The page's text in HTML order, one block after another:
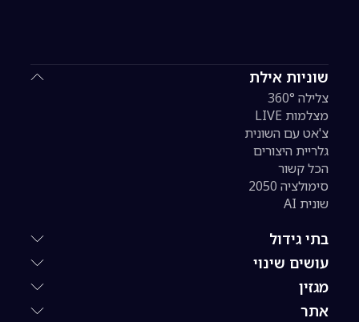
שוניות אילת
צלילה 360°
מצלמות LIVE
צ'אט עם השונית
גלריית היצורים
הכל קשור
סימולציה 2050
שונית AI
בתי גידול
עושים שינוי
מגזין
אתר